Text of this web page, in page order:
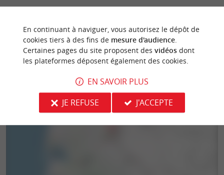
En continuant à naviguer, vous autorisez le dépôt de
cookies tiers à des fins de mesure d'audience.
Certaines pages du site proposent des vidéosdont
les plateformes déposent également des cookies.
EN SAVOIR PLUS
JE REFUSE
J'ACCEPTE